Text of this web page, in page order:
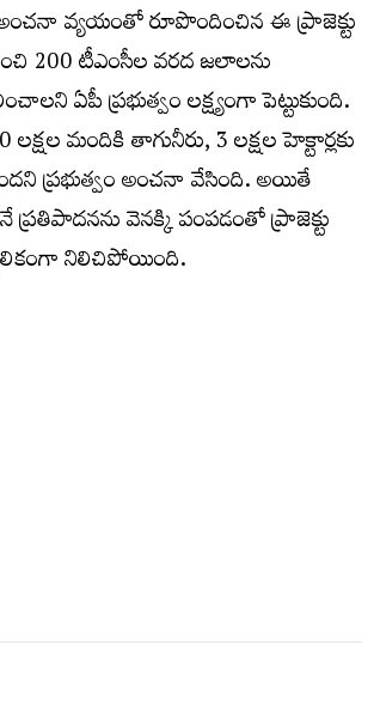
వ్యయంతో రూపొందించిన ఈ ప్రాజెక్టు
200 టీఎంసీల వరద జలాలను
ఏపీ ప్రభుత్వం లక్ష్యంగా పెట్టుకుంది.
మందికి తాగునీరు, 3 లక్షల హెక్టార్లకు
ప్రభుత్వం అంచనా వేసింది. అయితే
వెనక్కి పంపడంతో ప్రాజెక్టు
నిలిచిపోయింది.